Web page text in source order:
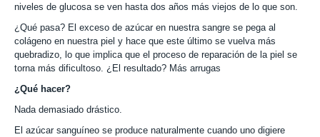
niveles de glucosa se ven hasta dos años más viejos de lo que son.
¿Qué pasa? El exceso de azúcar en nuestra sangre se pega al
colágeno en nuestra piel y hace que este último se vuelva más
quebradizo, lo que implica que el proceso de reparación de la piel se
torna más dificultoso. ¿El resultado? Más arrugas
¿Qué hacer?
Nada demasiado drástico.
El azúcar sanguíneo se produce naturalmente cuando uno digiere